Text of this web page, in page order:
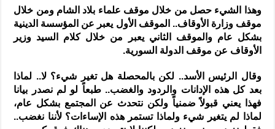
وهذا الشيء حصل من خلال موقف علماء بلاد الشام ومن خلال
موقف وزارة الأوقاف.. الموقف الأول يعبر عن المؤسسة الدينية
بشكل عام والموقف الثاني يعبر من خلال كلام السيد وزير
الأوقاف عن موقف الدولة السورية.
وقال الرئيس الأسد.. لكن بالمحصلة هل تغير شيء؟ لا.. لماذا
بعد كل هذه الإدانات والردود والغضب.. طبعاً لو لم نصدر بيانا
فهذا يعني قبولاً ضمنياً ولكن نتحدث عن المجتمع بشكل عام،
لماذا لم يتغير شيء ولماذا تستمر هذه الإساءات؟ لأننا نغضب..